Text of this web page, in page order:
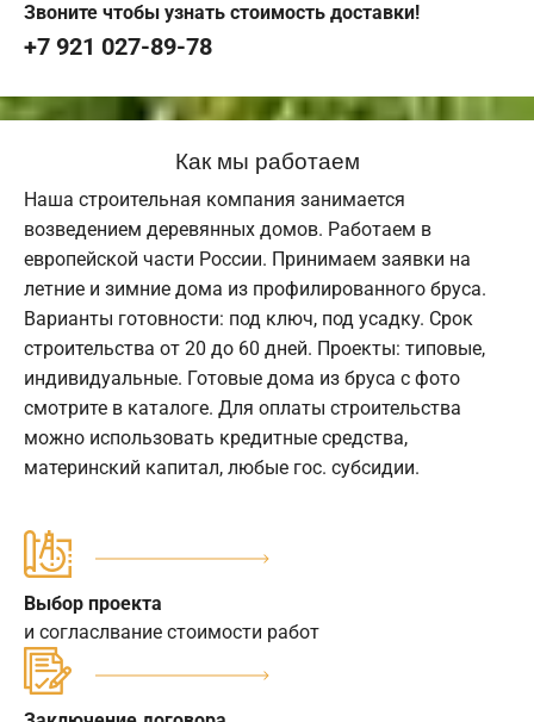
Звоните чтобы узнать стоимость доставки!
+7 921 027-89-78
Как мы работаем
Наша строительная компания занимается
возведением деревянных домов. Работаем в
европейской части России. Принимаем заявки на
летние и зимние дома из профилированного бруса.
Варианты готовности: под ключ, под усадку. Срок
строительства от 20 до 60 дней. Проекты: типовые,
индивидуальные. Готовые дома из бруса с фото
смотрите в каталоге. Для оплаты строительства
можно использовать кредитные средства,
материнский капитал, любые гос. субсидии.
Выбор проекта
и согласлвание стоимости работ